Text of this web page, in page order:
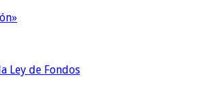
Ley de Fondos